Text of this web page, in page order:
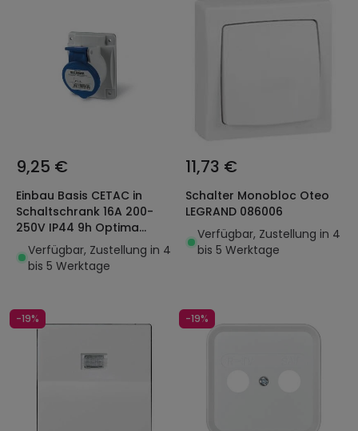
9,25 €
Einbau Basis CETAC in
Schaltschrank 16A 200-
250V IP44 9h Optima
SCAME 413.1664
Verfügbar, Zustellung in 4
bis 5 Werktage
11,73 €
Schalter Monobloc Oteo
LEGRAND 086006
Verfügbar, Zustellung in 4
bis 5 Werktage
-19% -19%